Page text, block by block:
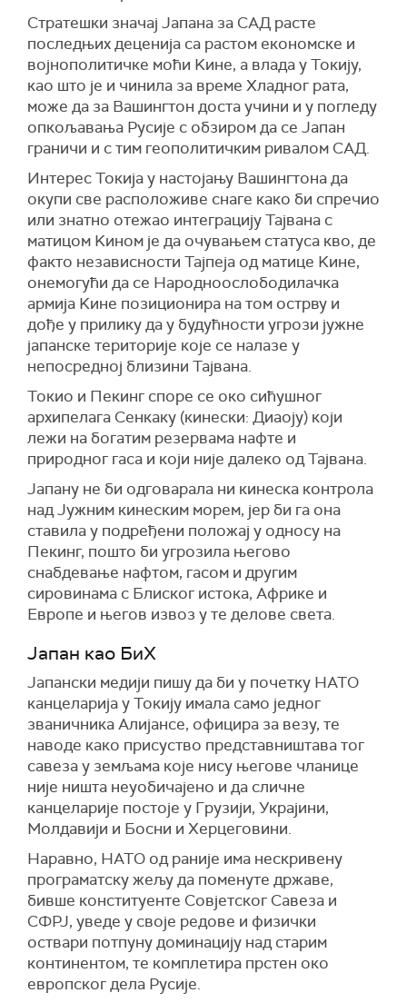
Стратешки значај Јапана за САД расте
последњих деценија са растом економске и
војнополитичке моћи Kине, а влада у Токију,
као што је и чинила за време Хладног рата,
може да за Вашингтон доста учини и у погледу
опкољавања Русије с обзиром да се Јапан
граничи и с тим геополитичким ривалом САД.
Интерес Токија у настојању Вашингтона да
окупи све расположиве снаге како би спречио
или знатно отежао интеграцију Тајвана с
матицом Kином је да очувањем статуса кво, де
факто независности Тајпеја од матице Kине,
онемогући да се Народноослободилачка
армија Kине позиционира на том острву и
дође у прилику да у будућности угрози јужне
јапанске територије које се налазе у
непосредној близини Тајвана.
Токио и Пекинг споре се око сићушног
архипелага Сенкаку (кинески: Диаоју) који
лежи на богатим резервама нафте и
природног гаса и који није далеко од Тајвана.
Јапану не би одговарала ни кинеска контрола
над Јужним кинеским морем, јер би га она
ставила у подређени положај у односу на
Пекинг, пошто би угрозила његово
снабдевање нафтом, гасом и другим
сировинама с Блиског истока, Африке и
Европе и његов извоз у те делове света.
Јапан као БиХ
Јапански медији пишу да би у почетку НАТО
канцеларија у Токију имала само једног
званичника Алијансе, официра за везу, те
наводе како присуство представништава тог
савеза у земљама које нису његове чланице
није ништа неуобичајено и да сличне
канцеларије постоје у Грузији, Украјини,
Молдавији и Босни и Херцеговини.
Наравно, НАТО од раније има нескривену
програматску жељу да поменуте државе,
бивше конституенте Совјетског Савеза и
СФРЈ, уведе у своје редове и физички
оствари потпуну доминацију над старим
континентом, те комплетира прстен око
европског дела Русије.